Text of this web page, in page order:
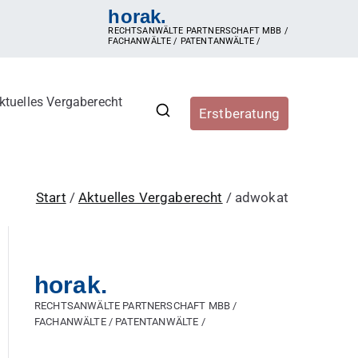
horak.
RECHTSANWÄLTE PARTNERSCHAFT MBB /
FACHANWÄLTE / PATENTANWÄLTE /
Vergabestellen sowie
e-Vergabe, öffentliche Ausschreibung,
Zuschlag, vorzeitige Beendigung der Vergabe,
Vergaberecht
Erstberatung
Start Aktuelles Vergaberecht adwokat
horak.
RECHTSANWÄLTE PARTNERSCHAFT MBB /
FACHANWÄLTE / PATENTANWÄLTE /